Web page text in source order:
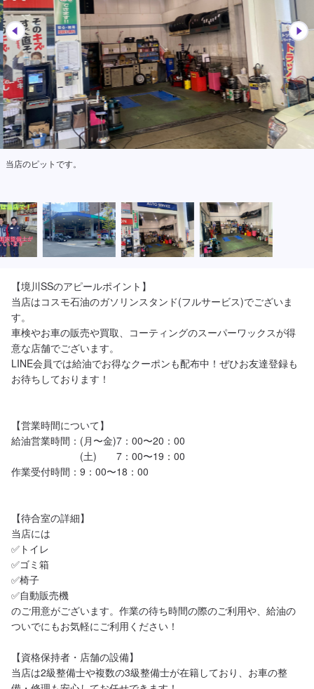
当店のピットです。
【境川SSのアピールポイント】
当店はコスモ石油のガソリンスタンド(フルサービス)でございま
す。
車検やお車の販売や買取、コーティングのスーパーワックスが得
意な店舗でございます。
LINE会員では給油でお得なクーポンも配布中！ぜひお友達登録も
お待ちしております！
【営業時間について】
給油営業時間：(月〜金)7：00〜20：00
(土)　　7：00〜19：00
作業受付時間：9：00〜18：00
【待合室の詳細】
当店には
✅トイレ
✅ゴミ箱
✅椅子
✅自動販売機
のご用意がございます。作業の待ち時間の際のご利用や、給油の
ついでにもお気軽にご利用ください！
【資格保持者・店舗の設備】
当店は2級整備士や複数の3級整備士が在籍しており、お車の整